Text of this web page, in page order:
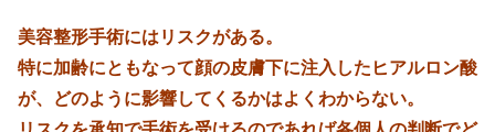
美容整形手術にはリスクがある。
特に加齢にともなって顔の皮膚下に注入したヒアルロン酸
が、どのように影響してくるかはよくわからない。